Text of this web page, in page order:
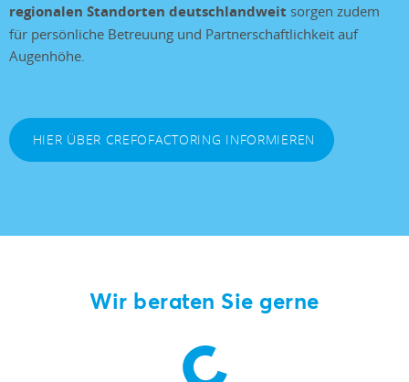
regionalen Standorten deutschlandweit sorgen zudem
für persönliche Betreuung und Partnerschaftlichkeit auf
Augenhöhe.
HIER ÜBER CREFOFACTORING INFORMIEREN
Wir beraten Sie gerne